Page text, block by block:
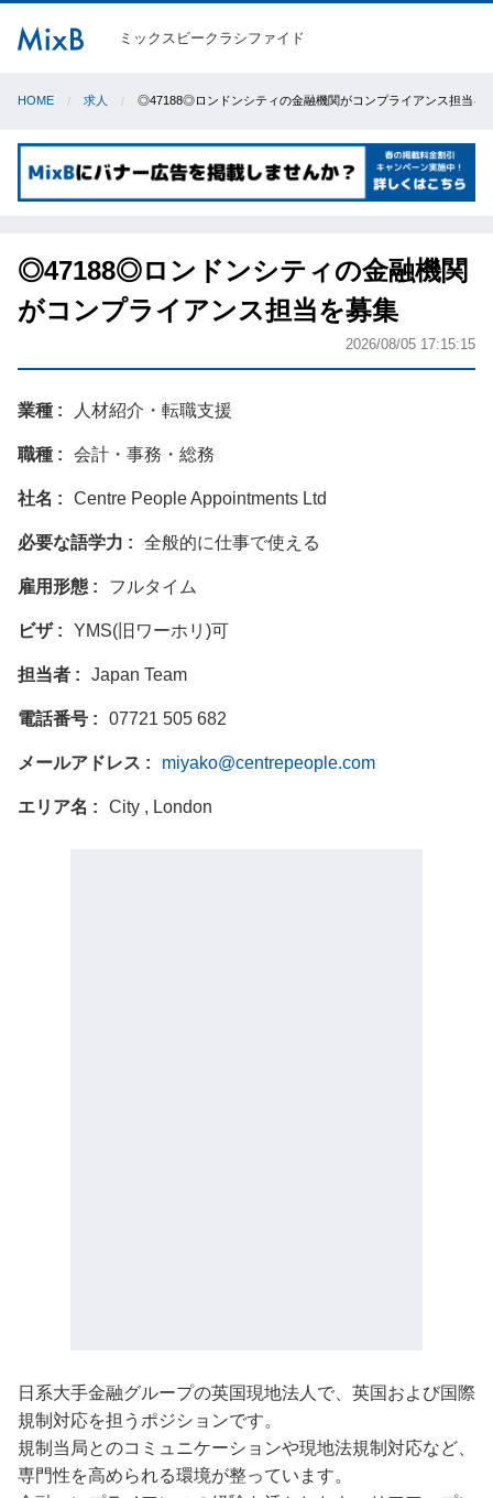
ミックスビークラシファイド
HOME 求人 ◎47188◎ロンドンシティの金融機関がコンプライアンス担当を
◎47188◎ロンドンシティの金融機関
がコンプライアンス担当を募集
2026/08/05 17:15:15
業種 人材紹介・転職支援
職種 会計・事務・総務
社名 Centre People Appointments Ltd
必要な語学力 全般的に仕事で使える
雇用形態 フルタイム
ビザ YMS(旧ワーホリ)可
担当者 Japan Team
電話番号 07721 505 682
メールアドレス miyako@centrepeople.com
エリア名 City , London
日系大手金融グループの英国現地法人で、英国および国際
規制対応を担うポジションです。
規制当局とのコミュニケーションや現地法規制対応など、
専門性を高められる環境が整っています。